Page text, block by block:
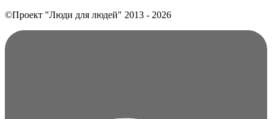
©Проект "Люди для людей" 2013 - 2026